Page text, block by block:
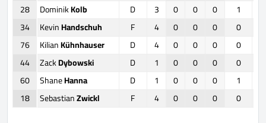
28
DominikKolb D 3 0 0 0 1
34
KevinHandschuh F 4 0 0 0 0
76
KilianKühnhauser D 4 0 0 0 0
44
ZackDybowski D 1 0 0 0 0
60
ShaneHanna D 1 0 0 0 1
18
SebastianZwickl F 4 0 0 0 0